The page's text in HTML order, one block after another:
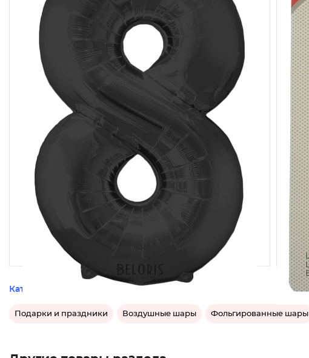
Категории этого товара
Подарки и праздники Воздушные шары Фольгированные шары